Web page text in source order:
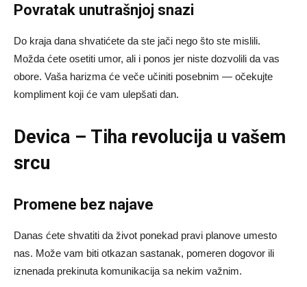
Povratak unutrašnjoj snazi
Do kraja dana shvatićete da ste jači nego što ste mislili.
Možda ćete osetiti umor, ali i ponos jer niste dozvolili da vas
obore. Vaša harizma će veče učiniti posebnim — očekujte
kompliment koji će vam ulepšati dan.
Devica – Tiha revolucija u vašem
srcu
Promene bez najave
Danas ćete shvatiti da život ponekad pravi planove umesto
nas. Može vam biti otkazan sastanak, pomeren dogovor ili
iznenada prekinuta komunikacija sa nekim važnim.